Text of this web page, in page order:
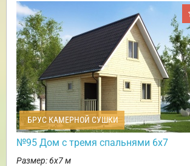
БРУС КАМЕРНОЙ СУШКИ
№95 Дом с тремя спальнями 6х7
Размер: 6х7 м